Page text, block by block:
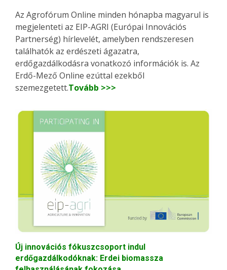
Az Agrofórum Online minden hónapba magyarul is
megjelenteti az EIP-AGRI (Európai Innovációs
Partnerség) hírlevelét, amelyben rendszeresen
találhatók az erdészeti ágazatra,
erdőgazdálkodásra vonatkozó információk is. Az
Erdő-Mező Online ezúttal ezekből
szemezgetett.Tovább >>>
Új innovációs fókuszcsoport indul
erdőgazdálkodóknak: Erdei biomassza